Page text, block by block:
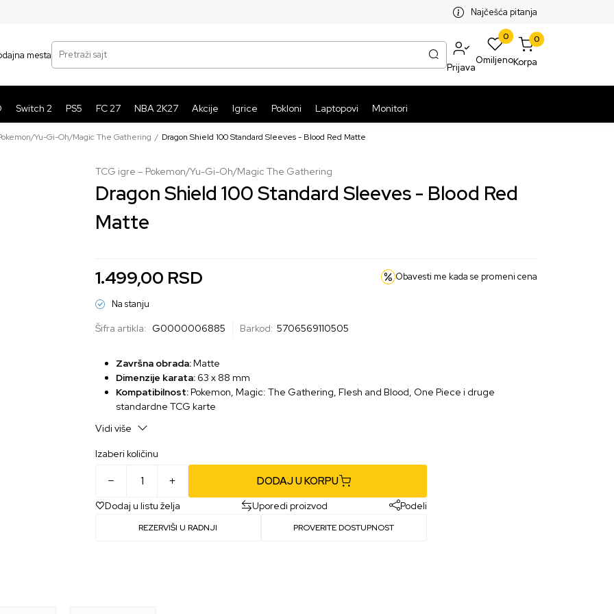
BESPLATNA ISPORUKA PAKETA PREKO 5999 RSDNajčešća pitanja
mesta
Pretraži sajt
Prijava
0
Omiljeno
0
Korpa
Switch 2 PS5 FC 27 NBA 2K27 Akcije Igrice Pokloni Laptopovi Monitori
Yu-Gi-Oh/Magic The Gathering Dragon Shield 100 Standard Sleeves - Blood Red Matte
TCG igre – Pokemon/Yu-Gi-Oh/Magic The Gathering
Dragon Shield 100 Standard Sleeves - Blood Red
Matte
1.499,00 RSD Obavesti me kada se promeni cena
Na stanju
Šifra artikla: G0000006885 Barkod: 5706569110505
Završna obrada:Matte
Dimenzije karata: 63 x 88 mm
Kompatibilnost:Pokemon, Magic: The Gathering, Flesh and Blood, One Piece i druge
standardne TCG karte
Vidi više
Izaberi količinu
DODAJ U KORPU
Dodaj u listu želja Uporedi proizvod Podeli
REZERVIŠI U RADNJI PROVERITE DOSTUPNOST